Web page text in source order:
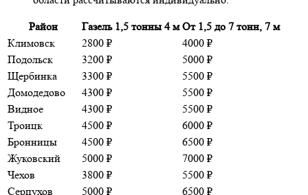
Район Газель 1,5 тонны 4 м От 1,5 до 7 тонн, 7 м
Климовск
2800 ₽
4000 ₽
Подольск
3200 ₽
5000 ₽
Щербинка
3300 ₽
5500 ₽
Домодедово
4300 ₽
5500 ₽
Видное
4300 ₽
5500 ₽
Троицк
4500 ₽
6000 ₽
Бронницы
4500 ₽
6500 ₽
Жуковский
5000 ₽
7000 ₽
Чехов
3800 ₽
5500 ₽
Серпухов
5000 ₽
6500 ₽